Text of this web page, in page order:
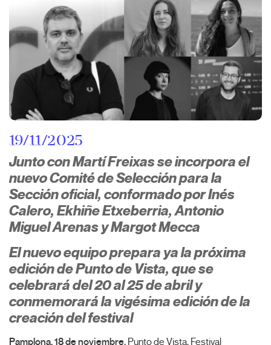
19/11/2025
Junto con Martí Freixas se incorpora el
nuevo Comité de Selección para la
Sección oficial, conformado por Inés
Calero, Ekhiñe Etxeberria, Antonio
Miguel Arenas y Margot Mecca
El nuevo equipo prepara ya la próxima
edición de Punto de Vista, que se
celebrará del 20 al 25 de abril y
conmemorará la vigésima edición de la
creación del festival
Pamplona, 18 de noviembre. Punto de Vista, Festival